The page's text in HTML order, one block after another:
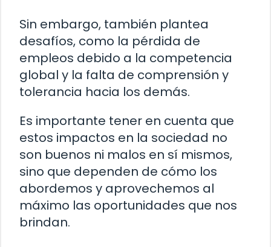
Sin embargo, también plantea
desafíos, como la pérdida de
empleos debido a la competencia
global y la falta de comprensión y
tolerancia hacia los demás.
Es importante tener en cuenta que
estos impactos en la sociedad no
son buenos ni malos en sí mismos,
sino que dependen de cómo los
abordemos y aprovechemos al
máximo las oportunidades que nos
brindan.